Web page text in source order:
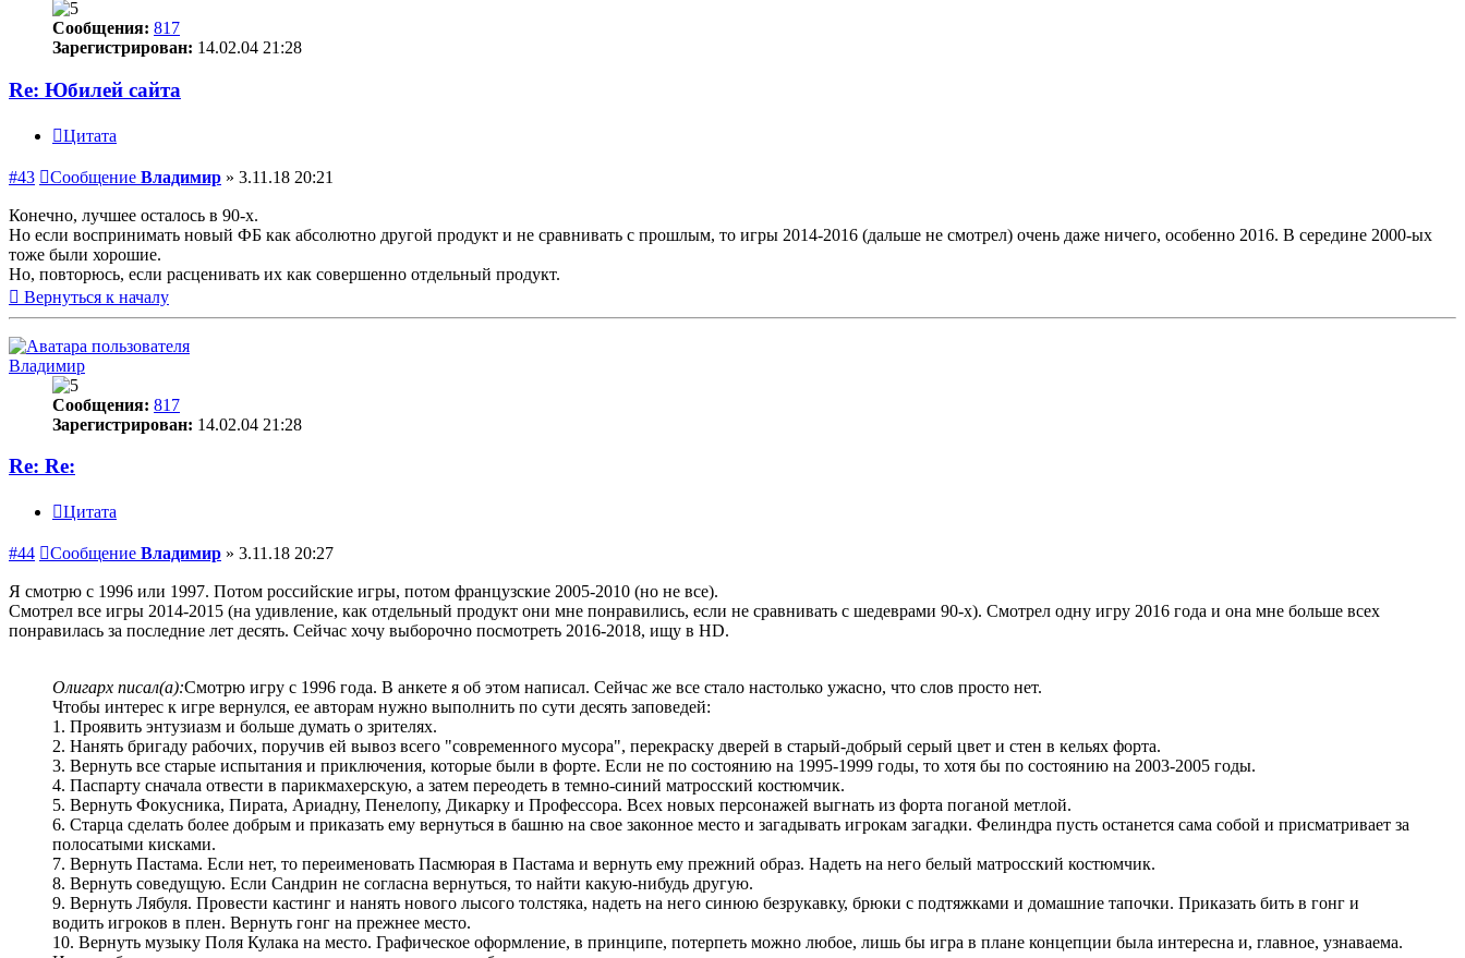
Сообщения: 817
Зарегистрирован: 14.02.04 21:28
Re: Юбилей сайта
Цитата
#43 Сообщение Владимир » 3.11.18 20:21
Конечно, лучшее осталось в 90-х.
Но если воспринимать новый ФБ как абсолютно другой продукт и не сравнивать с прошлым, то игры 2014-2016 (дальше не смотрел) очень даже ничего, особенно 2016. В середине 2000-ых
тоже были хорошие.
Но, повторюсь, если расценивать их как совершенно отдельный продукт.
Вернуться к началу
Владимир
Сообщения: 817
Зарегистрирован: 14.02.04 21:28
Re: Re:
Цитата
#44 Сообщение Владимир » 3.11.18 20:27
Я смотрю с 1996 или 1997. Потом российские игры, потом французские 2005-2010 (но не все).
Смотрел все игры 2014-2015 (на удивление, как отдельный продукт они мне понравились, если не сравнивать с шедеврами 90-х). Смотрел одну игру 2016 года и она мне больше всех
понравилась за последние лет десять. Сейчас хочу выборочно посмотреть 2016-2018, ищу в HD.
Олигарх писал(а):Смотрю игру с 1996 года. В анкете я об этом написал. Сейчас же все стало настолько ужасно, что слов просто нет.
Чтобы интерес к игре вернулся, ее авторам нужно выполнить по сути десять заповедей:
1. Проявить энтузиазм и больше думать о зрителях.
2. Нанять бригаду рабочих, поручив ей вывоз всего "современного мусора", перекраску дверей в старый-добрый серый цвет и стен в кельях форта.
3. Вернуть все старые испытания и приключения, которые были в форте. Если не по состоянию на 1995-1999 годы, то хотя бы по состоянию на 2003-2005 годы.
4. Паспарту сначала отвести в парикмахерскую, а затем переодеть в темно-синий матросский костюмчик.
5. Вернуть Фокусника, Пирата, Ариадну, Пенелопу, Дикарку и Профессора. Всех новых персонажей выгнать из форта поганой метлой.
6. Старца сделать более добрым и приказать ему вернуться в башню на свое законное место и загадывать игрокам загадки. Фелиндра пусть останется сама собой и присматривает за
полосатыми кисками.
7. Вернуть Пастама. Если нет, то переименовать Пасмюрая в Пастама и вернуть ему прежний образ. Надеть на него белый матросский костюмчик.
8. Вернуть соведущую. Если Сандрин не согласна вернуться, то найти какую-нибудь другую.
9. Вернуть Лябуля. Провести кастинг и нанять нового лысого толстяка, надеть на него синюю безрукавку, брюки с подтяжками и домашние тапочки. Приказать бить в гонг и
водить игроков в плен. Вернуть гонг на прежнее место.
10. Вернуть музыку Поля Кулака на место. Графическое оформление, в принципе, потерпеть можно любое, лишь бы игра в плане концепции была интересна и, главное, узнаваема.